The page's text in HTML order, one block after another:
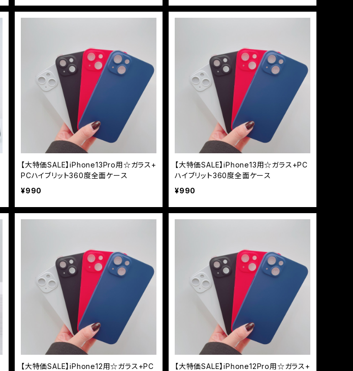
【大特価SALE】iPhone13Pro用☆ガラス+
PCハイブリット360度全面ケース
¥990
【大特価SALE】iPhone13用☆ガラス+PC
ハイブリット360度全面ケース
¥990
【大特価SALE】iPhone12用☆ガラス+PC
【大特価SALE】iPhone12Pro用☆ガラス+